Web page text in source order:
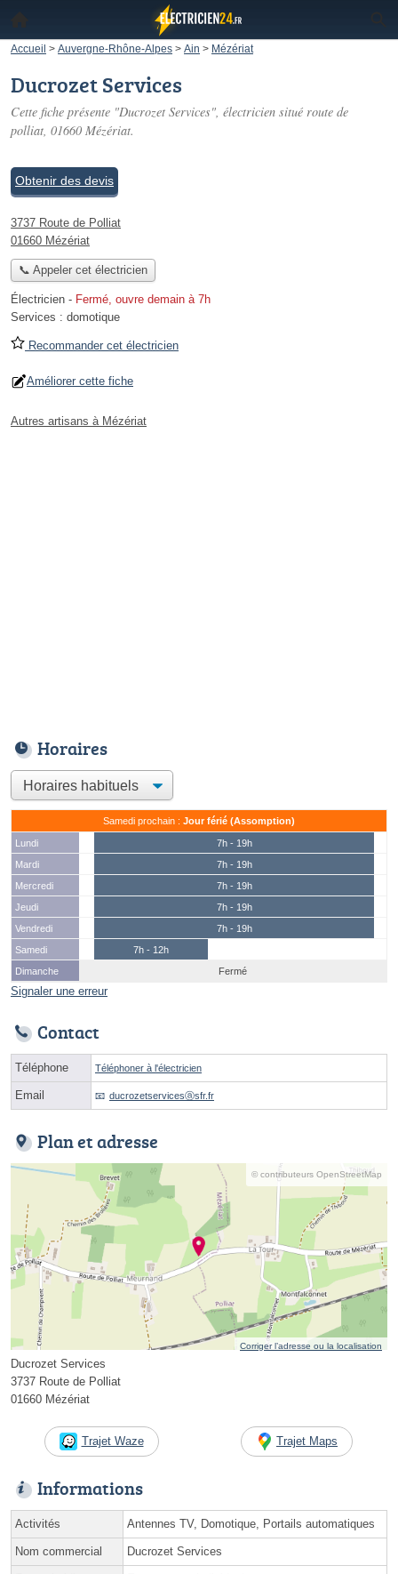
Accueil > Auvergne-Rhône-Alpes > Ain > Mézériat
Ducrozet Services
Cette fiche présente "Ducrozet Services", électricien situé route de
polliat, 01660 Mézériat.
Obtenir des devis
3737 Route de Polliat
01660 Mézériat
📞 Appeler cet électricien
Électricien - Fermé, ouvre demain à 7h
Services : domotique
Recommander cet électricien
Améliorer cette fiche
Autres artisans à Mézériat
Horaires
Samedi prochain : Jour férié (Assomption)
Lundi
7h - 19h
Mardi
7h - 19h
Mercredi
7h - 19h
Jeudi
7h - 19h
Vendredi
7h - 19h
Samedi
7h - 12h
Dimanche
Fermé
Signaler une erreur
Contact
Téléphone Téléphoner à l'électricien
Email ducrozetservicesⓐsfr.fr
Plan et adresse
© contributeurs OpenStreetMap
Corriger l’adresse ou la localisation
Ducrozet Services
3737 Route de Polliat
01660 Mézériat
Trajet Waze Trajet Maps
Informations
Activités Antennes TV, Domotique, Portails automatiques
Nom commercial Ducrozet Services